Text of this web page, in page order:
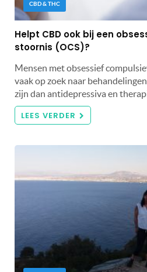
CBD & THC
Helpt CBD ook bij een
stoornis (OCS)?
Mensen met obsessief
vaak op zoek naar
zijn dan antidepressiva en
LEES VERDER